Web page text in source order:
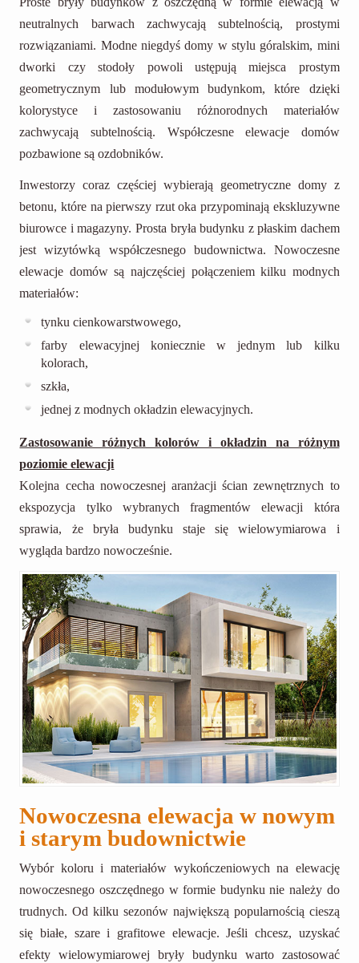
neutralnych barwach zachwycają subtelnością, prostymi
rozwiązaniami. Modne niegdyś domy w stylu góralskim, mini
dworki czy stodoły powoli ustępują miejsca prostym
geometrycznym lub modułowym budynkom, które dzięki
kolorystyce i zastosowaniu różnorodnych materiałów
zachwycają subtelnością. Współczesne elewacje domów
pozbawione są ozdobników.
Inwestorzy coraz częściej wybierają geometryczne domy z
betonu, które na pierwszy rzut oka przypominają ekskluzywne
biurowce i magazyny. Prosta bryła budynku z płaskim dachem
jest wizytówką współczesnego budownictwa. Nowoczesne
elewacje domów są najczęściej połączeniem kilku modnych
materiałów:
tynku cienkowarstwowego,
farby elewacyjnej koniecznie w jednym lub kilku
kolorach,
szkła,
jednej z modnych okładzin elewacyjnych.
Zastosowanie różnych kolorów i okładzin na różnym
poziomie elewacji
Kolejna cecha nowoczesnej aranżacji ścian zewnętrznych to
ekspozycja tylko wybranych fragmentów elewacji która
sprawia, że bryła budynku staje się wielowymiarowa i
wygląda bardzo nowocześnie.
Nowoczesna elewacja w nowym
i starym budownictwie
Wybór koloru i materiałów wykończeniowych na elewację
nowoczesnego oszczędnego w formie budynku nie należy do
trudnych. Od kilku sezonów największą popularnością cieszą
się białe, szare i grafitowe elewacje. Jeśli chcesz, uzyskać
efekty wielowymiarowej bryły budynku warto zastosować